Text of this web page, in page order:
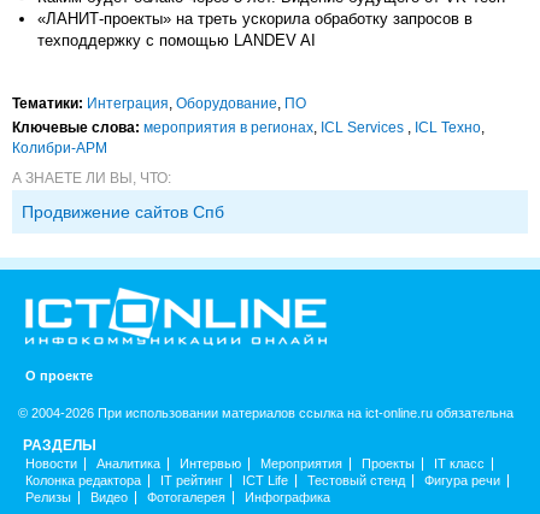
«ЛАНИТ-проекты» на треть ускорила обработку запросов в
техподдержку с помощью LANDEV AI
Тематики: Интеграция, Оборудование, ПО
Ключевые слова: мероприятия в регионах, ICL Services , ICL Техно,
Колибри-АРМ
А ЗНАЕТЕ ЛИ ВЫ, ЧТО:
Продвижение сайтов Спб
О проекте
© 2004-2026 При использовании материалов ссылка на ict-online.ru обязательна
РАЗДЕЛЫ
Новости Аналитика Интервью Мероприятия Проекты
IT класс
Колонка редактора
IT рейтинг ICT Life Тестовый стенд
Фигура речи
Релизы
Видео Фотогалерея Инфографика